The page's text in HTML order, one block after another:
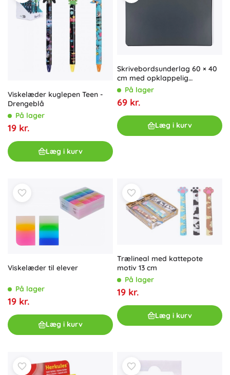
Viskelæder kuglepen Teen -
Drengeblå
På lager
19 kr.
Læg i kurv
Skrivebordsunderlag 60 × 40
cm med opklappelig
gennemsigtig flap
På lager
69 kr.
Læg i kurv
Viskelæder til elever
På lager
19 kr.
Læg i kurv
Trælineal med kattepote
motiv 13 cm
På lager
19 kr.
Læg i kurv